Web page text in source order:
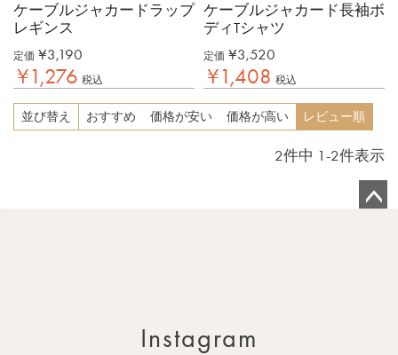
ケーブルジャカードラップ
レギンス
定価 ¥3,190
¥1,276 税込
ケーブルジャカード長袖ボ
ディTシャツ
定価 ¥3,520
¥1,408 税込
並び替え おすすめ 価格が安い 価格が高い レビュー順
2件中 1 -2件表示
Instagram